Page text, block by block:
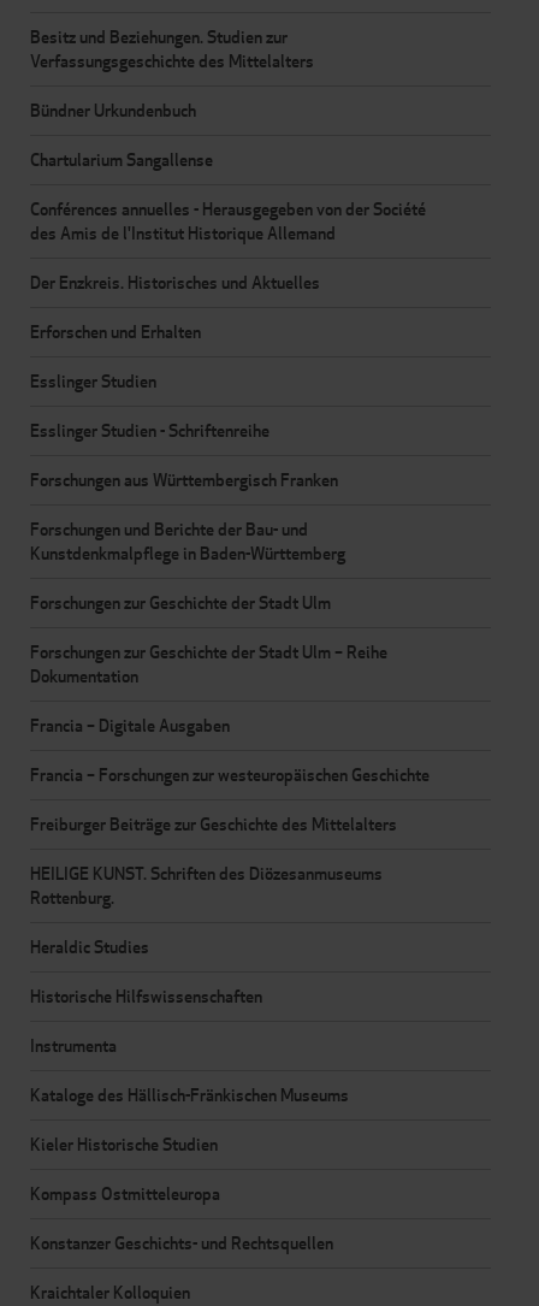
Besitz und Beziehungen. Studien zur
Verfassungsgeschichte des Mittelalters
Bündner Urkundenbuch
Chartularium Sangallense
Conférences annuelles - Herausgegeben von der Société
des Amis de l'Institut Historique Allemand
Der Enzkreis. Historisches und Aktuelles
Erforschen und Erhalten
Esslinger Studien
Esslinger Studien - Schriftenreihe
Forschungen aus Württembergisch Franken
Forschungen und Berichte der Bau- und
Kunstdenkmalpflege in Baden-Württemberg
Forschungen zur Geschichte der Stadt Ulm
Forschungen zur Geschichte der Stadt Ulm – Reihe
Dokumentation
Francia – Digitale Ausgaben
Francia – Forschungen zur westeuropäischen Geschichte
Freiburger Beiträge zur Geschichte des Mittelalters
HEILIGE KUNST. Schriften des Diözesanmuseums
Rottenburg.
Heraldic Studies
Historische Hilfswissenschaften
Instrumenta
Kataloge des Hällisch-Fränkischen Museums
Kieler Historische Studien
Kompass Ostmitteleuropa
Konstanzer Geschichts- und Rechtsquellen
Kraichtaler Kolloquien